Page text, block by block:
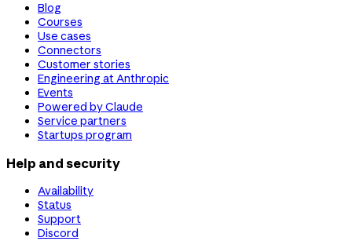
Blog
Courses
Use cases
Connectors
Customer stories
Engineering at Anthropic
Events
Powered by Claude
Service partners
Startups program
Help and security
Availability
Status
Support
Discord